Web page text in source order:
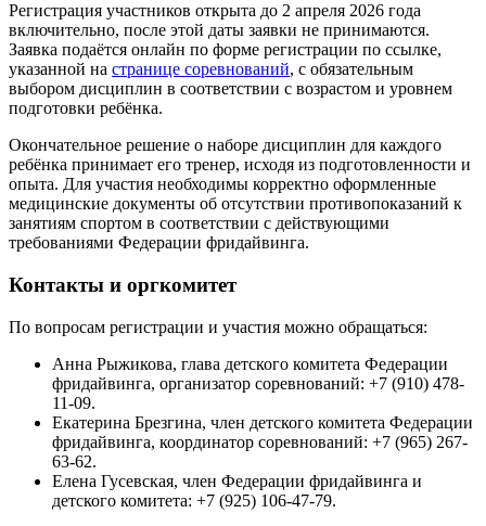
Регистрация участников открыта до 2 апреля 2026 года
включительно, после этой даты заявки не принимаются.
Заявка подаётся онлайн по форме регистрации по ссылке,
указанной на странице соревнований, с обязательным
выбором дисциплин в соответствии с возрастом и уровнем
подготовки ребёнка.
Окончательное решение о наборе дисциплин для каждого
ребёнка принимает его тренер, исходя из подготовленности и
опыта. Для участия необходимы корректно оформленные
медицинские документы об отсутствии противопоказаний к
занятиям спортом в соответствии с действующими
требованиями Федерации фридайвинга.
Контакты и оргкомитет
По вопросам регистрации и участия можно обращаться:
Анна Рыжикова, глава детского комитета Федерации
фридайвинга, организатор соревнований: +7 (910) 478-
11-09.
Екатерина Брезгина, член детского комитета Федерации
фридайвинга, координатор соревнований: +7 (965) 267-
63-62.
Елена Гусевская, член Федерации фридайвинга и
детского комитета: +7 (925) 106-47-79.